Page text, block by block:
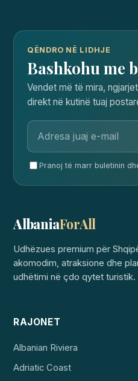
QËNDRO NË LIDHJE
Bashkohu me
Vendet më të mira,
direkt në kutinë tuaj
Pranoj të marr buletinin
AlbaniaForAll
Udhëzues premium për
akomodim, atraksione dhe
udhëtimi në çdo qytet turistik.
RAJONET
Albanian Riviera
Adriatic Coast